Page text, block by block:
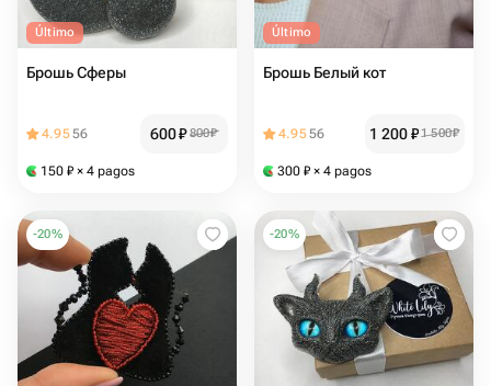
Último
Брошь Сферы
4.9556 600₽ 800₽
150 ₽ × 4 pagos
Último
Брошь Белый кот
4.9556 1 200₽1 500₽
300 ₽ × 4 pagos
-20% -20%